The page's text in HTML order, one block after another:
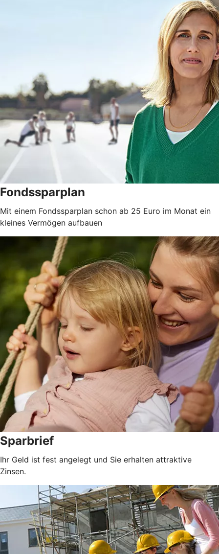
Fondssparplan
Mit einem Fondssparplan schon ab 25 Euro im Monat ein
kleines Vermögen aufbauen
Sparbrief
Ihr Geld ist fest angelegt und Sie erhalten attraktive
Zinsen.